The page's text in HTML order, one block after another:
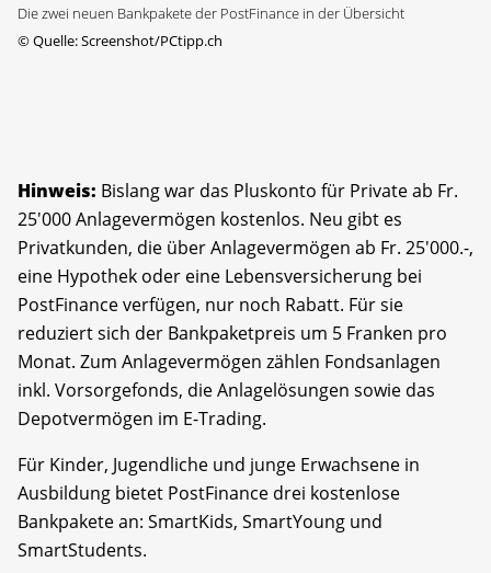
Die zwei neuen Bankpakete der PostFinance in der Übersicht
©Quelle: Screenshot/PCtipp.ch
Hinweis: Bislang war das Pluskonto für Private ab Fr.
25'000 Anlagevermögen kostenlos. Neu gibt es
Privatkunden, die über Anlagevermögen ab Fr. 25'000.-,
eine Hypothek oder eine Lebensversicherung bei
PostFinance verfügen, nur noch Rabatt. Für sie
reduziert sich der Bankpaketpreis um 5 Franken pro
Monat. Zum Anlagevermögen zählen Fondsanlagen
inkl. Vorsorgefonds, die Anlagelösungen sowie das
Depotvermögen im E-Trading.
Für Kinder, Jugendliche und junge Erwachsene in
Ausbildung bietet PostFinance drei kostenlose
Bankpakete an: SmartKids, SmartYoung und
SmartStudents.